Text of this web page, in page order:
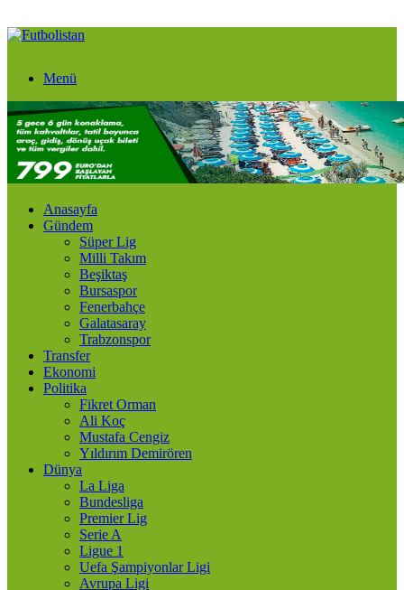
Menü
Anasayfa
Gündem
Süper Lig
Milli Takım
Beşiktaş
Bursaspor
Fenerbahçe
Galatasaray
Trabzonspor
Transfer
Ekonomi
Politika
Fikret Orman
Ali Koç
Mustafa Cengiz
Yıldırım Demirören
Dünya
La Liga
Bundesliga
Premier Lig
Serie A
Ligue 1
Uefa Şampiyonlar Ligi
Avrupa Ligi